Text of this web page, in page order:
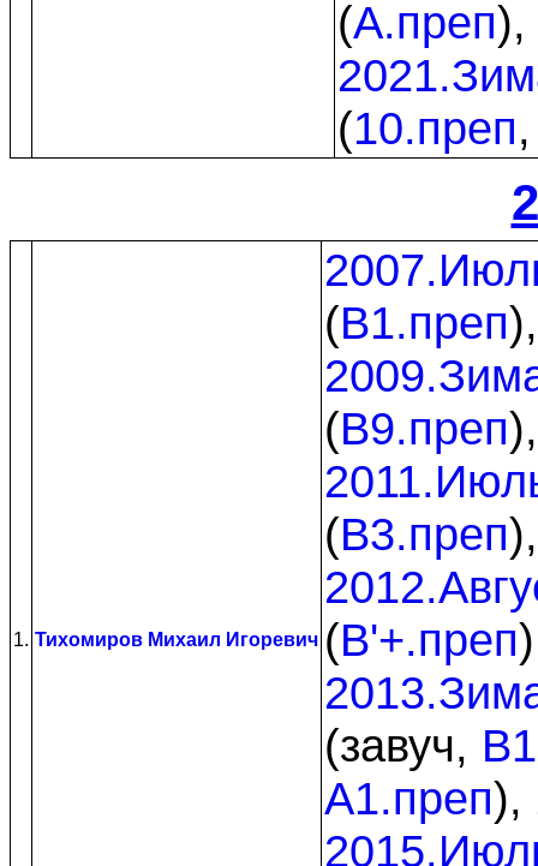
(A.преп),
(10.преп
1. Тихомиров Михаил Игоревич
(B1.преп
(B9.преп
(B3.преп
(B'+.преп
(завуч,
A1.преп),